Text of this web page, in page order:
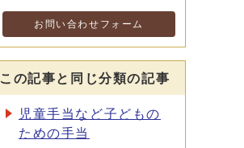
お問い合わせフォーム
この記事と同じ分類の記事
児童手当など子どもの
ための手当